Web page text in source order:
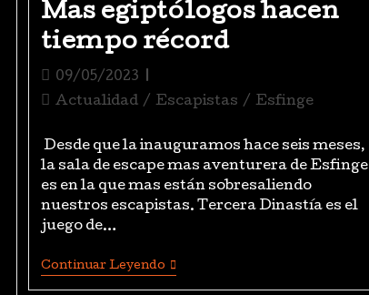
Mas egiptólogos hacen
tiempo récord
09/05/2023
Actualidad / Escapistas / Esfinge
Desde que la inauguramos hace seis meses,
la sala de escape mas aventurera de Esfinge
es en la que mas están sobresaliendo
nuestros escapistas. Tercera Dinastía es el
juego de…
Continuar Leyendo